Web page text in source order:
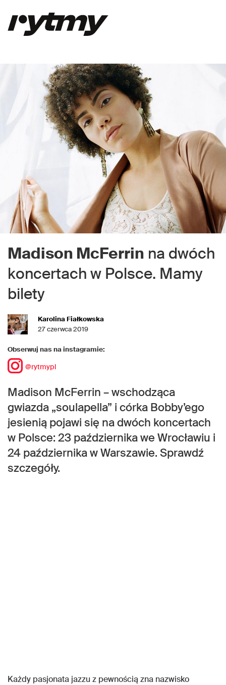
Madison McFerrin na dwóch
koncertach w Polsce. Mamy
bilety
Karolina Fiałkowska
27 czerwca 2019
Obserwuj nas na instagramie:
@rytmypl
Madison McFerrin – wschodząca
gwiazda „soulapella” i córka Bobby’ego
jesienią pojawi się na dwóch koncertach
w Polsce: 23 października we Wrocławiu i
24 października w Warszawie. Sprawdź
szczegóły.
Każdy pasjonata jazzu z pewnością zna nazwisko